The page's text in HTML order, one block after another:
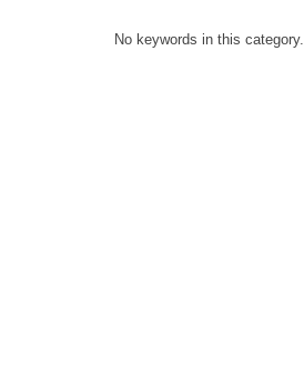
No keywords in this category.